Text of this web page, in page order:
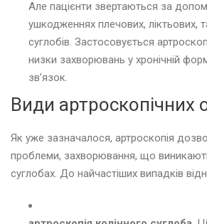
Але пацієнти звертаються за
ушкодженнях плечових, ліктьових,
суглобів. Застосовується
низки захворювань у хронічній
зв’язок.
Види артроскопічних
Як уже зазначалося, артроскопія
проблеми, захворювання, що
суглобах. До найчастіших випадків